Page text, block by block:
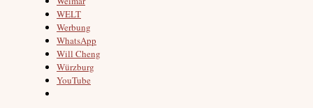
WELT
Werbung
WhatsApp
Will Cheng
Würzburg
YouTube